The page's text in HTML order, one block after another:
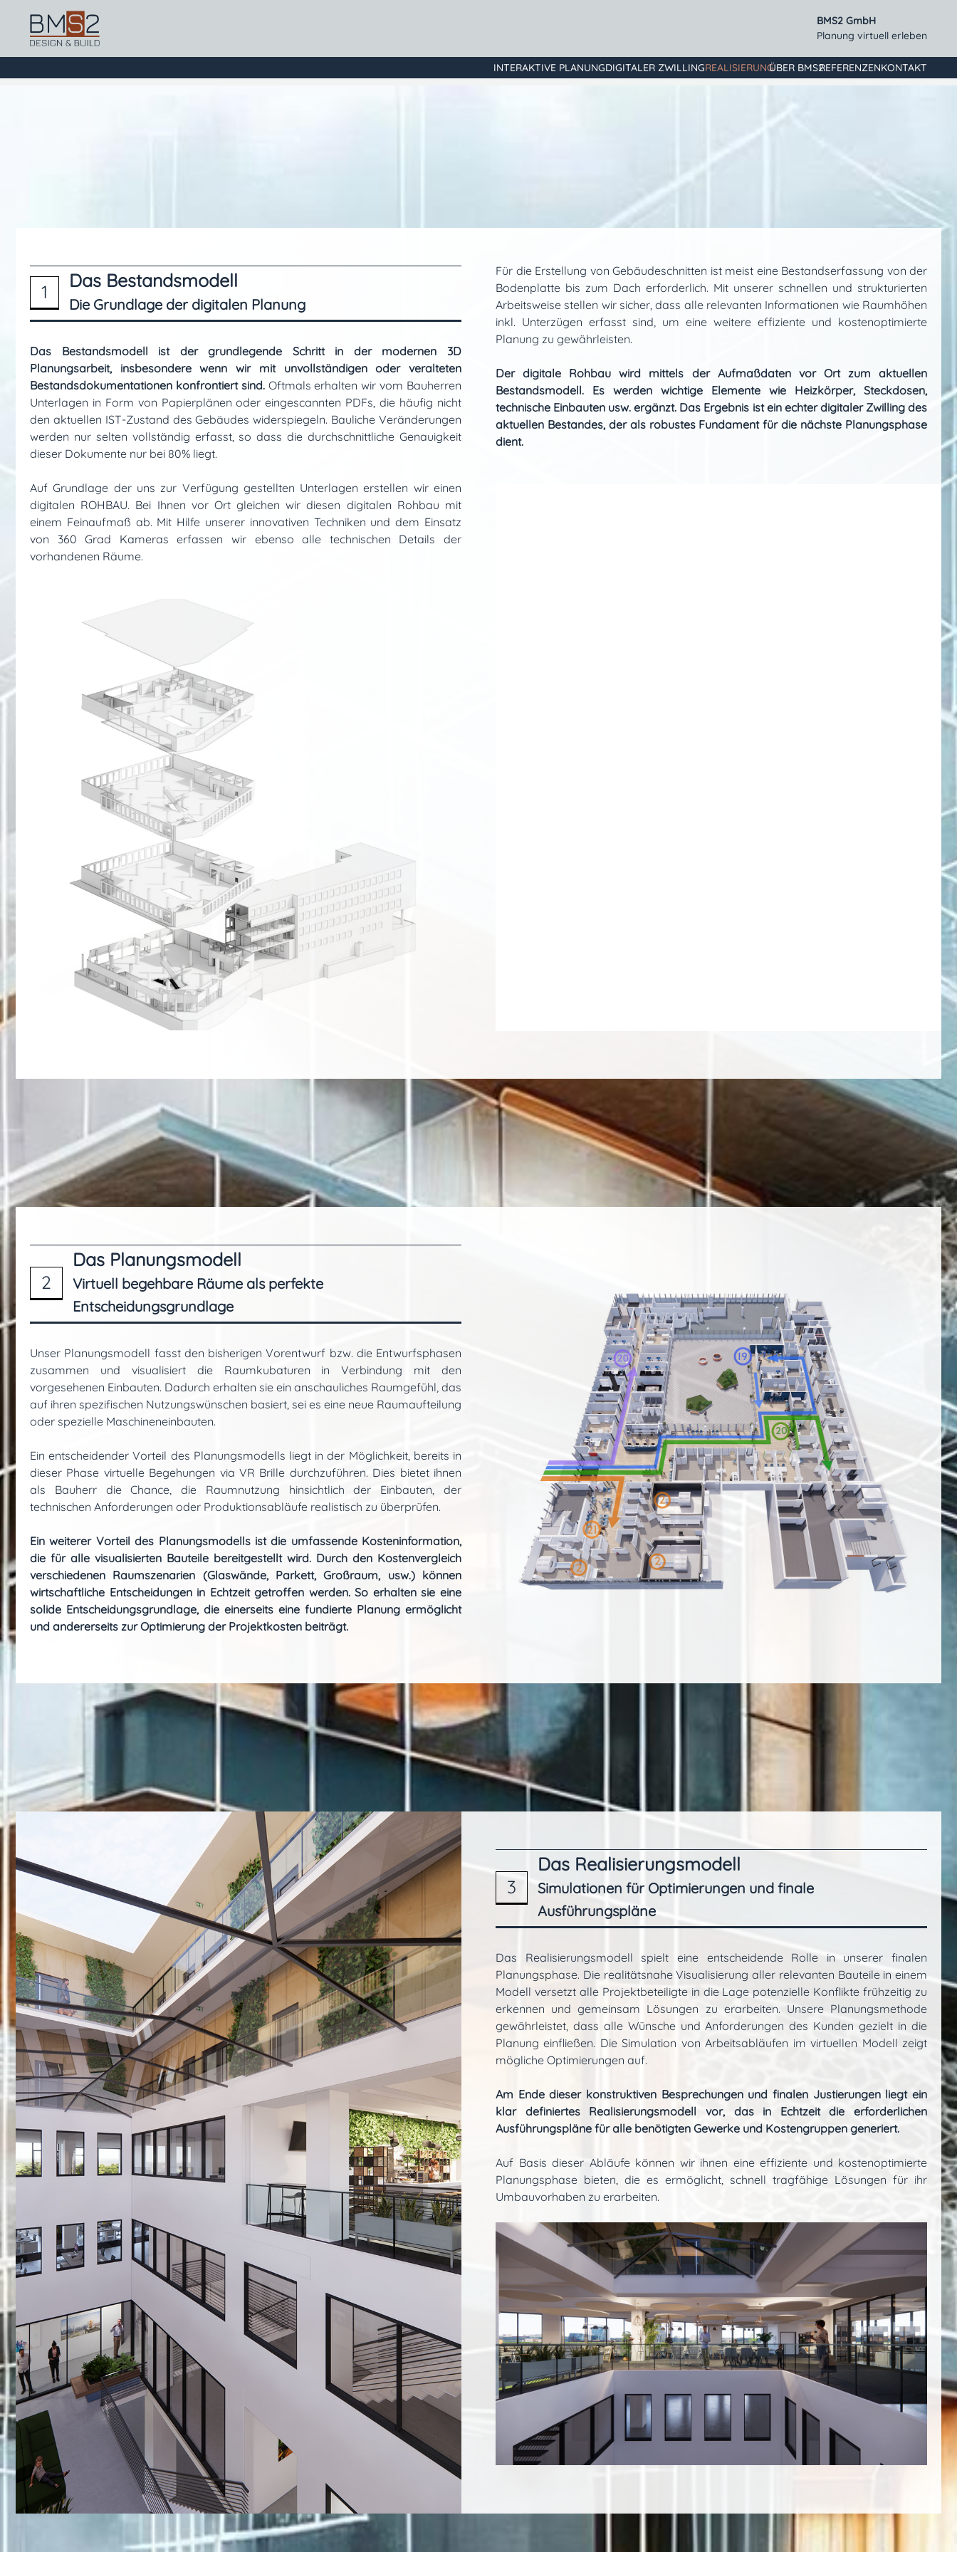
BMS2 GmbH
Planung virtuell erleben
INTERAKTIVE PLANUNGDIGITALER ZWILLINGREALISIERUNGÜBER BMS2REFERENZENKONTAKT
1
Das Bestandsmodell
Die Grundlage der digitalen Planung
Das Bestandsmodell ist der grundlegende Schritt in der modernen 3D
Planungsarbeit, insbesondere wenn wir mit unvollständigen oder veralteten
Bestandsdokumentationen konfrontiert sind.Oftmals erhalten wir vom Bauherren
Unterlagen in Form von Papierplänen oder eingescannten PDFs, die häufig nicht
den aktuellen IST-Zustand des Gebäudes widerspiegeln. Bauliche Veränderungen
werden nur selten vollständig erfasst, so dass die durchschnittliche Genauigkeit
dieser Dokumente nur bei 80% liegt.
Auf Grundlage der uns zur Verfügung gestellten Unterlagen erstellen wir einen
digitalen ROHBAU. Bei Ihnen vor Ort gleichen wir diesen digitalen Rohbau mit
einem Feinaufmaß ab. Mit Hilfe unserer innovativen Techniken und dem Einsatz
von 360 Grad Kameras erfassen wir ebenso alle technischen Details der
vorhandenen Räume.
Für die Erstellung von Gebäudeschnitten ist meist eine Bestandserfassung von der
Bodenplatte bis zum Dach erforderlich. Mit unserer schnellen und strukturierten
Arbeitsweise stellen wir sicher, dass alle relevanten Informationen wie Raumhöhen
inkl. Unterzügen erfasst sind, um eine weitere effiziente und kostenoptimierte
Planung zu gewährleisten.
Der digitale Rohbau wird mittels der Aufmaßdaten vor Ort zum aktuellen
Bestandsmodell. Es werden wichtige Elemente wie Heizkörper, Steckdosen,
technische Einbauten usw. ergänzt. Das Ergebnis ist ein echter digitaler Zwilling des
aktuellen Bestandes, der als robustes Fundament für die nächste Planungsphase
dient.
2
Das Planungsmodell
Virtuell begehbare Räume als perfekte
Entscheidungsgrundlage
Unser Planungsmodell fasst den bisherigen Vorentwurf bzw. die Entwurfsphasen
zusammen und visualisiert die Raumkubaturen in Verbindung mit den
vorgesehenen Einbauten. Dadurch erhalten sie ein anschauliches Raumgefühl, das
auf ihren spezifischen Nutzungswünschen basiert, sei es eine neue Raumaufteilung
oder spezielle Maschineneinbauten.
Ein entscheidender Vorteil des Planungsmodells liegt in der Möglichkeit, bereits in
dieser Phase virtuelle Begehungen via VR Brille durchzuführen. Dies bietet ihnen
als Bauherr die Chance, die Raumnutzung hinsichtlich der Einbauten, der
technischen Anforderungen oder Produktionsabläufe realistisch zu überprüfen.
Ein weiterer Vorteil des Planungsmodells ist die umfassende Kosteninformation,
die für alle visualisierten Bauteile bereitgestellt wird. Durch den Kostenvergleich
verschiedenen Raumszenarien (Glaswände, Parkett, Großraum, usw.) können
wirtschaftliche Entscheidungen in Echtzeit getroffen werden. So erhalten sie eine
solide Entscheidungsgrundlage, die einerseits eine fundierte Planung ermöglicht
und andererseits zur Optimierung der Projektkosten beiträgt.
3
Das Realisierungsmodell
Simulationen für Optimierungen und finale
Ausführungspläne
Das Realisierungsmodell spielt eine entscheidende Rolle in unserer finalen
Planungsphase. Die realitätsnahe Visualisierung aller relevanten Bauteile in einem
Modell versetzt alle Projektbeteiligte in die Lage potenzielle Konflikte frühzeitig zu
erkennen und gemeinsam Lösungen zu erarbeiten. Unsere Planungsmethode
gewährleistet, dass alle Wünsche und Anforderungen des Kunden gezielt in die
Planung einfließen. Die Simulation von Arbeitsabläufen im virtuellen Modell zeigt
mögliche Optimierungen auf.
Am Ende dieser konstruktiven Besprechungen und finalen Justierungen liegt ein
klar definiertes Realisierungsmodell vor, das in Echtzeit die erforderlichen
Ausführungspläne für alle benötigten Gewerke und Kostengruppen generiert.
Auf Basis dieser Abläufe können wir ihnen eine effiziente und kostenoptimierte
Planungsphase bieten, die es ermöglicht, schnell tragfähige Lösungen für ihr
Umbauvorhaben zu erarbeiten.